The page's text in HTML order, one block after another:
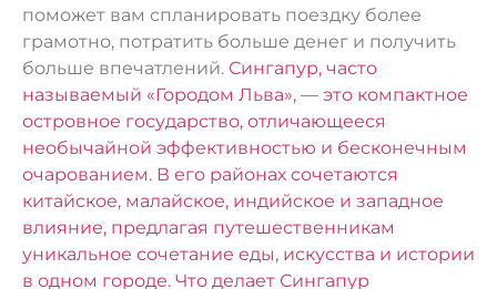
поможет вам спланировать поездку более
грамотно, потратить больше денег и получить
больше впечатлений. Сингапур, часто
называемый «Городом Льва», — это компактное
островное государство, отличающееся
необычайной эффективностью и бесконечным
очарованием. В его районах сочетаются
китайское, малайское, индийское и западное
влияние, предлагая путешественникам
уникальное сочетание еды, искусства и истории
в одном городе. Что делает Сингапур